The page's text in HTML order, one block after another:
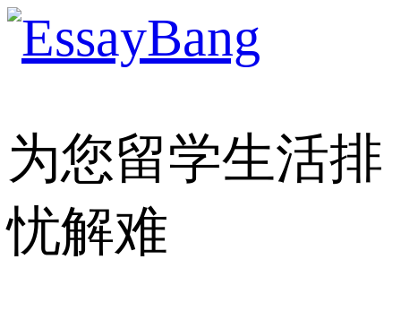
为您留学生活排
忧解难